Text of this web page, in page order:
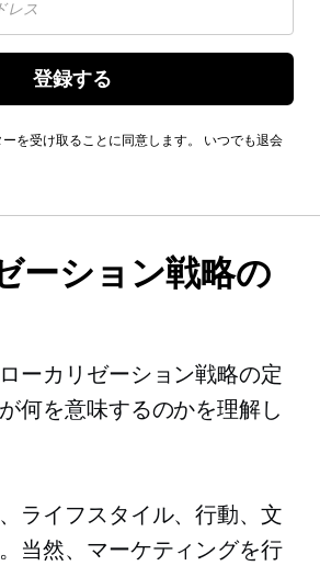
を受け取ることに同意します。 いつでも退会
ーション戦略の
ーカリゼーション戦略の定
何を意味するのかを理解し
ライフスタイル、行動、文
当然、マーケティングを行